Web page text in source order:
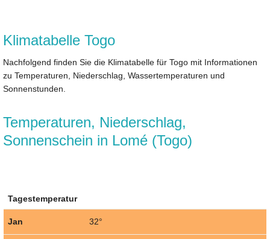
Klimatabelle Togo
Nachfolgend finden Sie die Klimatabelle für Togo mit Informationen
zu Temperaturen, Niederschlag, Wassertemperaturen und
Sonnenstunden.
Temperaturen, Niederschlag,
Sonnenschein in Lomé (Togo)
Tagestemperatur
Jan 32°